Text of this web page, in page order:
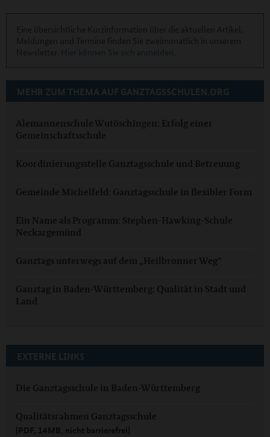
Hier können Sie sich anmelden
MEHR ZUM THEMA AUF GANZTAGSSCHULEN.ORG
Alemannenschule Wutöschingen: Erfolg einer
Gemeinschaftsschule
Koordinierungsstelle Ganztagsschule und Betreuung
Gemeinde Michelfeld: Ganztagsschule in flexibler Form
Ein Name als Programm: Stephen-Hawking-Schule
Neckargemünd
Ganztags unterwegs auf dem „Heilbronner Weg“
Ganztag in Baden-Württemberg: Qualität in Stadt und
Land
EXTERNE LINKS
Die Ganztagsschule in Baden-Württemberg
Qualitätsrahmen Ganztagsschule
[PDF, 14MB, nicht barrierefrei]